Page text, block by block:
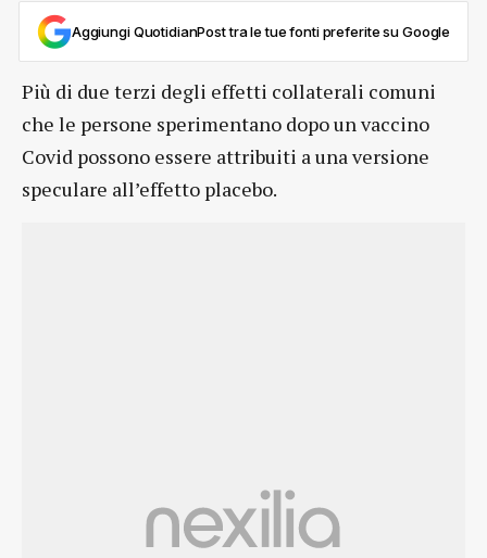
Aggiungi QuotidianPost tra le tue fonti preferite su Google
Più di due terzi degli effetti collaterali comuni
che le persone sperimentano dopo un vaccino
Covid possono essere attribuiti a una versione
speculare all’effetto placebo.